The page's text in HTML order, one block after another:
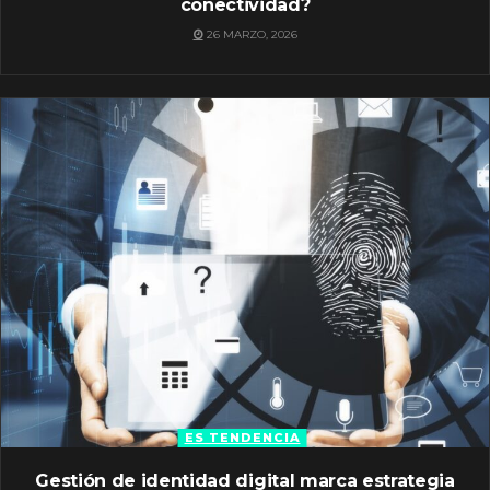
conectividad?
26 MARZO, 2026
ES TENDENCIA
Gestión de identidad digital marca estrategia